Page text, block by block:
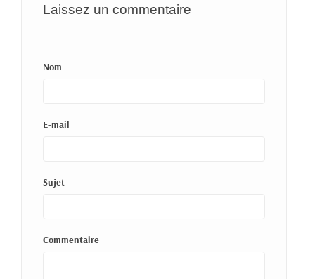
Laissez un commentaire
Nom
E-mail
Sujet
Commentaire